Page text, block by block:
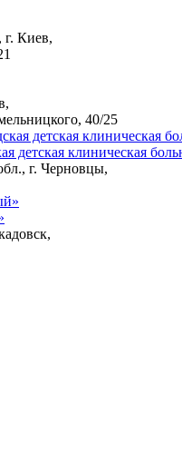
слов!
раз
вы
долго
г. Киев,
40/25
детская клиническая
г. Черновцы,